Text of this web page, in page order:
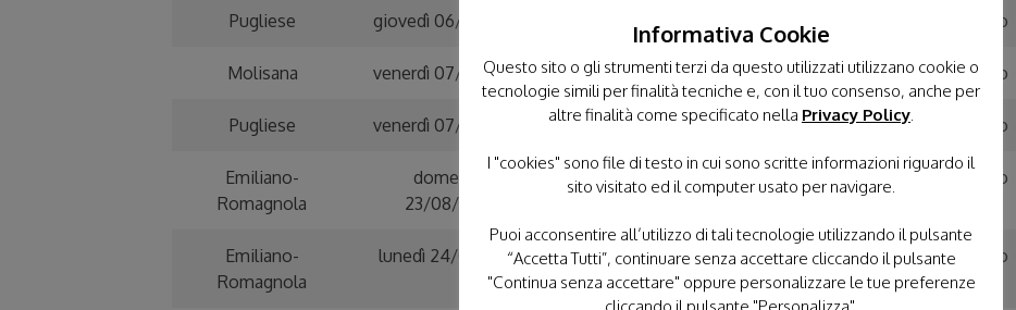
Pugliese giovedì 06/08/2026 mercoledì 12/08/2026 Treno
Molisana venerdì 07/08/2026 martedì 11/08/2026 Bari Aereo
Pugliese venerdì 07/08/2026 martedì 11/08/2026 Bari Aereo
Emiliano-
Romagnola
domenica
23/08/2026
venerdì 28/08/2026 Rimini Treno
Emiliano-
Romagnola
lunedì 24/08/2026 giovedì 27/08/2026 Forlì Aereo
Informativa Cookie
Questo sito o gli strumenti terzi da questo utilizzati utilizzano cookie o
tecnologie simili per finalità tecniche e, con il tuo consenso, anche per
altre finalità come specificato nella Privacy Policy.
I "cookies" sono file di testo in cui sono scritte informazioni riguardo il
sito visitato ed il computer usato per navigare.
Puoi acconsentire all’utilizzo di tali tecnologie utilizzando il pulsante
“Accetta Tutti”, continuare senza accettare cliccando il pulsante
"Continua senza accettare" oppure personalizzare le tue preferenze